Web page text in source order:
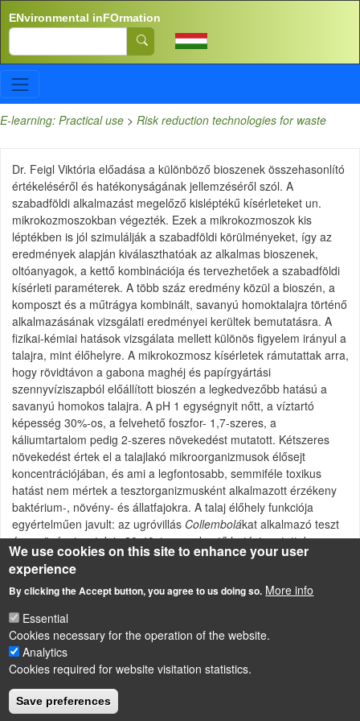
ENvironmental inFOrmation
Search
E-learning: Practical use > Risk reduction technologies for waste
Dr. Feigl Viktória előadása a különböző bioszenek összehasonlító
értékeléséről és hatékonyságának jellemzéséről szól. A
szabadföldi alkalmazást megelőző kisléptékű kísérleteket un.
mikrokozmoszokban végezték. Ezek a mikrokozmoszok kis
léptékben is jól szimulálják a szabadföldi körülményeket, így az
eredmények alapján kiválaszthatóak az alkalmas bioszenek,
oltóanyagok, a kettő kombinációja és tervezhetőek a szabadföldi
kísérleti paraméterek. A több száz eredmény közül a bioszén, a
komposzt és a műtrágya kombinált, savanyú homoktalajra történő
alkalmazásának vizsgálati eredményei kerültek bemutatásra. A
fizikai-kémiai hatások vizsgálata mellett különös figyelem irányul a
talajra, mint élőhelyre. A mikrokozmosz kísérletek rámutattak arra,
hogy rövidtávon a gabona maghéj és papírgyártási
szennyvíziszapból előállított bioszén a legkedvezőbb hatású a
savanyú homokos talajra. A pH 1 egységnyit nőtt, a víztartó
képesség 30%-os, a felvehető foszfor- 1,7-szeres, a
káliumtartalom pedig 2-szeres növekedést mutatott. Kétszeres
növekedést értek el a talajlakó mikroorganizmusok élősejt
koncentrációjában, és ami a legfontosabb, semmiféle toxikus
hatást nem mértek a tesztorganizmusként alkalmazott érzékeny
baktérium-, növény- és állatfajokra. A talaj élőhely funkciója
egyértelműen javult: az ugróvillás Collembolákat alkalmazó teszt
és a növénytesztek is 20-40%-os serkentő hatást mutattak.
Attachment
Size
Feigl_Terra Preta_mikrokozmoszok.pdf
LÁBLÉC
Impressum
We use cookies on this site to enhance your user
experience
By clicking the Accept button, you agree to us doing so. More info
Essential
Cookies necessary for the operation of the website.
Analytics
Cookies required for website visitation statistics.
Save preferences